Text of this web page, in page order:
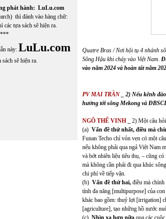
phát hành: LuLu.com
thì đánh vào hàng chữ:
tựa sách sẽ hiện ra.
***
này: LuLu.com
sẽ hiện ra.
Quatre Bras / Nơi hội tụ 4 nhánh
Sông Hậu khi chảy vào Việt Nam.
vào năm 2024 và hoàn tất năm
PV MAI TRẦN _ 2) Nếu kênh
hưởng tới sông Mekong và
NGÔ THẾ VINH
2) Một câu
(a) Vấn đề thứ nhất, điều mà
Funan Techo chỉ vỏn vẹn có một
nếu không phải qua ngả Việt Nam
và bớt nhiên liệu tiêu thụ, – cũng
mà không cần phải đi qua khúc
chi phí về tiếp vận.
(b) Vấn đề thứ hai, điều mà
tính đa năng [multipurpose] của
khác bao gồm: thuỷ lợi [irrigation]
[agriculture], tạo những hồ nước
(c) Nhìn xa hơn nữa qua các